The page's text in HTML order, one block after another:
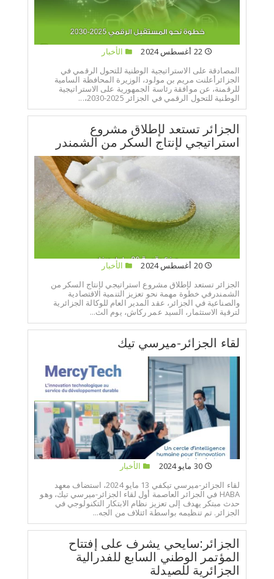
22 أغسطس 2024
الأخبار
المصادقة على الاستراتيجية الوطنية للتحول الرقمي في
الجزائرأعلنت مريم بن مولود، الوزيرة المحافظة السامية
للرقمنة، عن موافقة رئاسة الجمهورية على الاستراتيجية
الوطنية للتحول الرقمي في الجزائر 2025-2030،...
الجزائر تستعد لإطلاق مشروع
استراتيجي لإنتاج السكر من الشمندر
20 أغسطس 2024
الأخبار
الجزائر تستعد لإطلاق مشروع استراتيجي لإنتاج السكر من
الشمندرفي خطوة مهمة نحو تعزيز التنمية الاقتصادية
والصناعية في الجزائر، عقد المدير العام للوكالة الجزائرية
لترقية الاستثمار، السيد عمر ركاش، يوم الث...
لقاء الجزائر-ميرسي تيك
30 مايو 2024
الأخبار
لقاء الجزائر-ميرسي تيكفي 13 مايو 2024، استضاف معهد
HABA في الجزائر العاصمة أول لقاء الجزائر-ميرسي تيك، وهو
حدث مبتكر يهدف إلى تعزيز نظام الابتكار التكنولوجي في
الجزائر. تم تنظيمه بواسطة ائتلاف من الجه...
الجزائر:سايحي يشرف على إفتتاح
المؤتمر الوطني السابع للفدرالية
الجزائرية للصيدلة